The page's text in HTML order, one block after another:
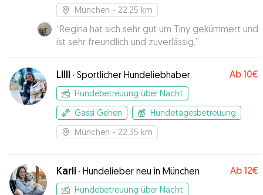
München - 22.25 km
“Regina hat sich sehr gut um Tiny gekümmert und
ist sehr freundlich und zuverlässig.”
Lilli · Sportlicher Hundeliebhaber Ab 10€
Hundebetreuung über Nacht
Gassi Gehen
Hundetagesbetreuung
München - 22.35 km
Karli · Hundelieber neu in München Ab 12€
Hundebetreuung über Nacht